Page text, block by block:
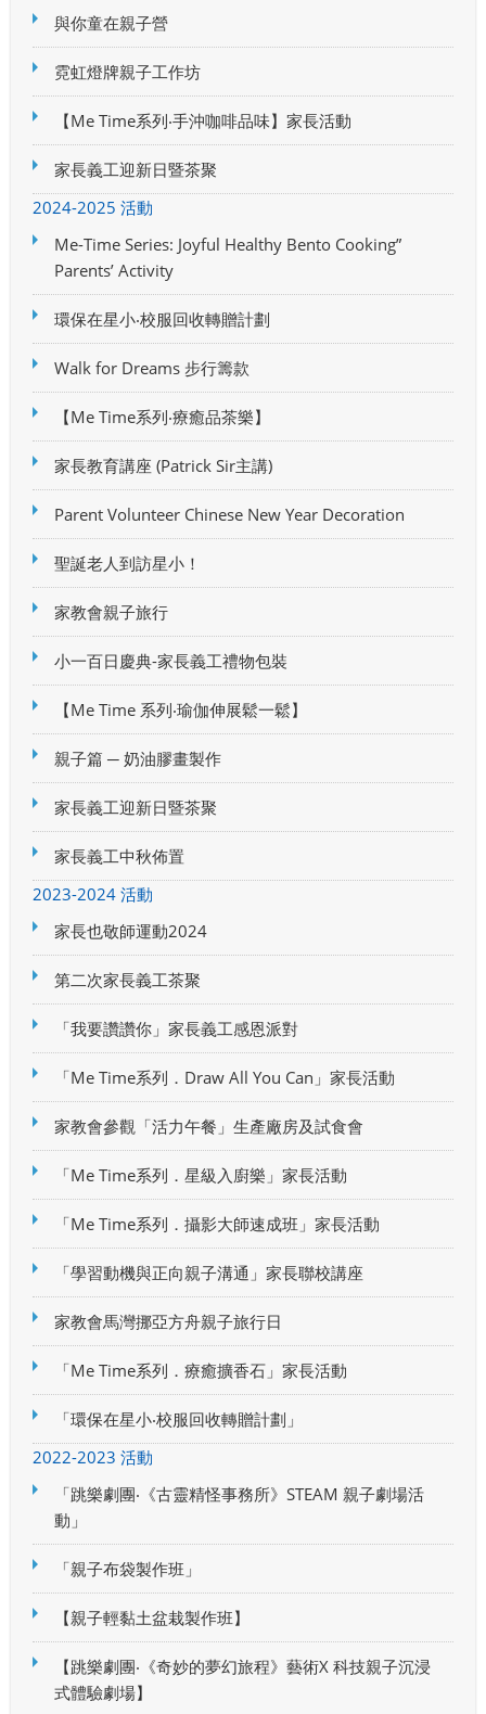
與你童在親子營
霓虹燈牌親子工作坊
【Me Time系列‧手沖咖啡品味】家長活動
家長義工迎新日暨茶聚
2024-2025 活動
Me-Time Series: Joyful Healthy Bento Cooking”
Parents’ Activity
環保在星小‧校服回收轉贈計劃
Walk for Dreams 步行籌款
【Me Time系列‧療癒品茶樂】
家長教育講座 (Patrick Sir主講)
Parent Volunteer Chinese New Year Decoration
聖誕老人到訪星小！
家教會親子旅行
小一百日慶典-家長義工禮物包裝
【Me Time 系列‧瑜伽伸展鬆一鬆】
親子篇 ─ 奶油膠畫製作
家長義工迎新日暨茶聚
家長義工中秋佈置
2023-2024 活動
家長也敬師運動2024
第二次家長義工茶聚
「我要讚讚你」家長義工感恩派對
「Me Time系列．Draw All You Can」家長活動
家教會參觀「活力午餐」生產廠房及試食會
「Me Time系列．星級入廚樂」家長活動
「Me Time系列．攝影大師速成班」家長活動
「學習動機與正向親子溝通」家長聯校講座
家教會馬灣挪亞方舟親子旅行日
「Me Time系列．療癒擴香石」家長活動
「環保在星小‧校服回收轉贈計劃」
2022-2023 活動
「跳樂劇團‧《古靈精怪事務所》STEAM 親子劇場活
動」
「親子布袋製作班」
【親子輕黏土盆栽製作班】
【跳樂劇團‧《奇妙的夢幻旅程》藝術X 科技親子沉浸
式體驗劇場】